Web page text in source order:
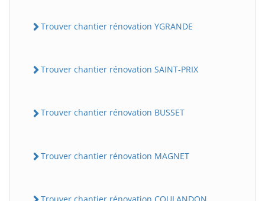
Trouver chantier rénovation YGRANDE
Trouver chantier rénovation SAINT-PRIX
Trouver chantier rénovation BUSSET
Trouver chantier rénovation MAGNET